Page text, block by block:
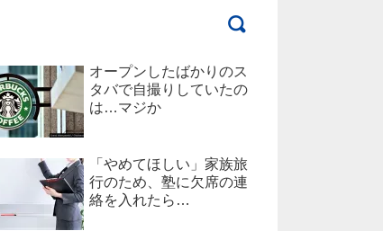
オープンしたばかりのス
タバで自撮りしていたの
は…マジか
「やめてほしい」家族旅
行のため、塾に欠席の連
絡を入れたら…